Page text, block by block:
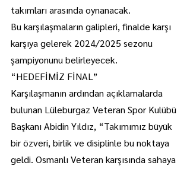
takımları arasında oynanacak.
Bu karşılaşmaların galipleri, finalde karşı
karşıya gelerek 2024/2025 sezonu
şampiyonunu belirleyecek.
“HEDEFİMİZ FİNAL”
Karşılaşmanın ardından açıklamalarda
bulunan Lüleburgaz Veteran Spor Kulübü
Başkanı Abidin Yıldız, “Takımımız büyük
bir özveri, birlik ve disiplinle bu noktaya
geldi. Osmanlı Veteran karşısında sahaya